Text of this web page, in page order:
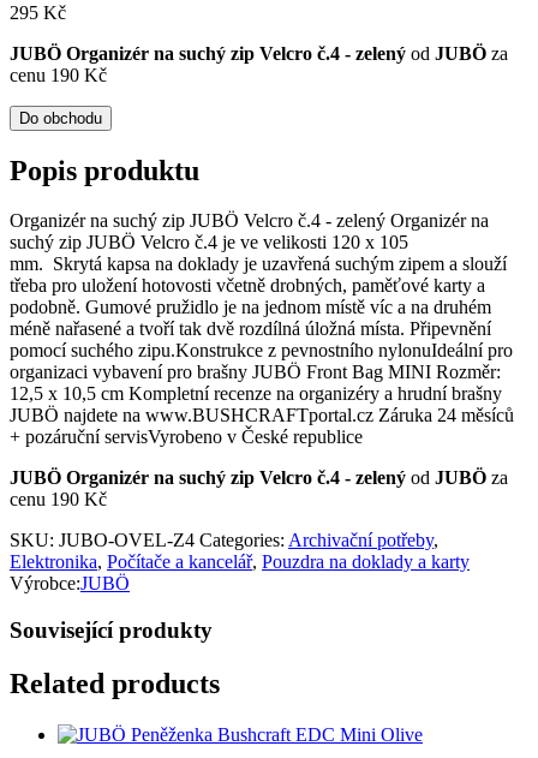
295 Kč
JUBÖ Organizér na suchý zip Velcro č.4 - zelený od JUBÖ za
cenu 190 Kč
Do obchodu
Popis produktu
Organizér na suchý zip JUBÖ Velcro č.4 - zelený Organizér na
suchý zip JUBÖ Velcro č.4 je ve velikosti 120 x 105
mm. Skrytá kapsa na doklady je uzavřená suchým zipem a slouží
třeba pro uložení hotovosti včetně drobných, paměťové karty a
podobně. Gumové pružidlo je na jednom místě víc a na druhém
méně nařasené a tvoří tak dvě rozdílná úložná místa. Připevnění
pomocí suchého zipu.Konstrukce z pevnostního nylonuIdeální pro
organizaci vybavení pro brašny JUBÖ Front Bag MINI Rozměr:
12,5 x 10,5 cm Kompletní recenze na organizéry a hrudní brašny
JUBÖ najdete na www.BUSHCRAFTportal.cz Záruka 24 měsíců
+ pozáruční servisVyrobeno v České republice
JUBÖ Organizér na suchý zip Velcro č.4 - zelený od JUBÖ za
cenu 190 Kč
SKU: JUBO-OVEL-Z4 Categories: Archivační potřeby,
Elektronika, Počítače a kancelář, Pouzdra na doklady a karty
Výrobce:JUBÖ
Související produkty
Related products